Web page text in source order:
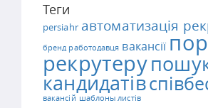
Теги
persiahr автоматизація
бренд работодавця вакансії
рекрутеру
кандидатів
вакансій шаблоны листів